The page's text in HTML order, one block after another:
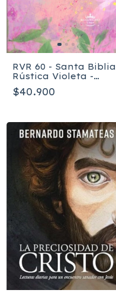
RVR 60 - Santa Biblia
Rústica Violeta -
Edición de Promesas
CR-M2
$40.900